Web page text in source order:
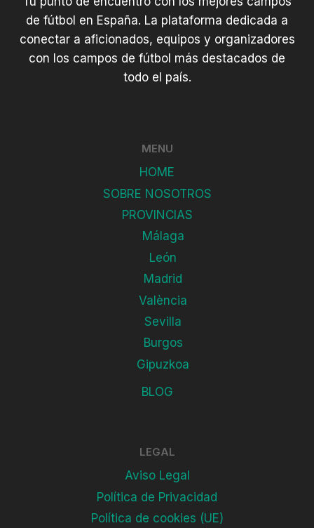
de fútbol en España. La plataforma dedicada a
conectar a aficionados, equipos y organizadores
con los campos de fútbol más destacados de
todo el país.
MENU
HOME
SOBRE NOSOTROS
PROVINCIAS
Málaga
León
Madrid
València
Sevilla
Burgos
Gipuzkoa
BLOG
LEGAL
Aviso Legal
Política de Privacidad
Política de cookies (UE)